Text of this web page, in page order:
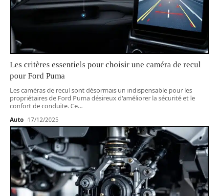
Les critères essentiels pour choisir une caméra de recul
pour Ford Puma
Les caméras de recul sont désormais un indispensable pour les
propriétaires de Ford Puma désireux d'améliorer la sécurité et le
confort de conduite. Ce…
Auto 17/12/2025